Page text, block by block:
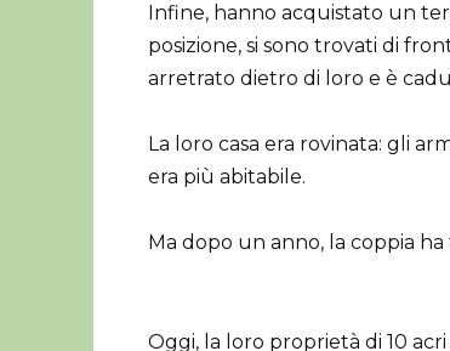
Infine, hanno acquistato un
posizione, si sono trovati di
arretrato dietro di loro e è
La loro casa era rovinata: gli
era più abitabile.
Ma dopo un anno, la coppia
Oggi, la loro proprietà di 10